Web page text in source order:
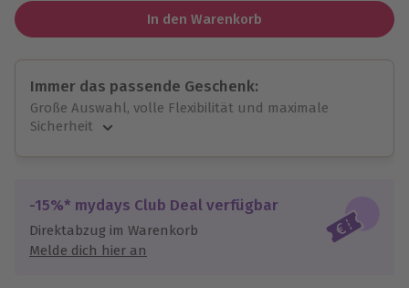
In den Warenkorb
Immer das passende Geschenk:
Große Auswahl, volle Flexibilität und maximale
Sicherheit
Jeder Gutschein für alle Erlebnisse einlösbar.
Maximale Sicherheit
3 Jahre gültig & verlängerbar.
-15%* mydays Club Deal verfügbar
Direktabzug im Warenkorb
Melde dich hier an